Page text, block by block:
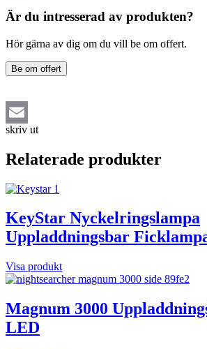
Email
Är du intresserad av produkten?
Hör gärna av dig om du vill be om offert.
Be om offert
Email
skriv ut
Relaterade produkter
KeyStar Nyckelringslampa
Uppladdningsbar
Visa produkt
Magnum 3000
LED